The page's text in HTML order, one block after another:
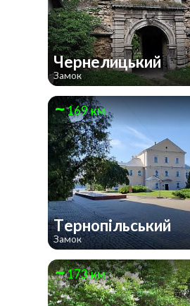
Чернелицький
Замок
169 км
Тернопільський
Замок
173 км